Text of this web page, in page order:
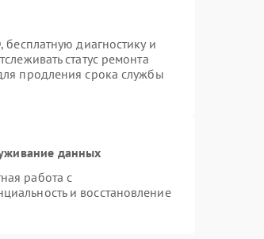
диагностику и
статус ремонта
продления срока службы
данных
работа с
и восстановление